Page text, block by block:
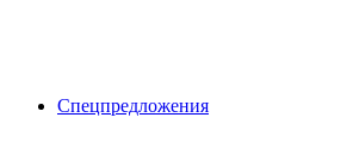
Спецпредложения